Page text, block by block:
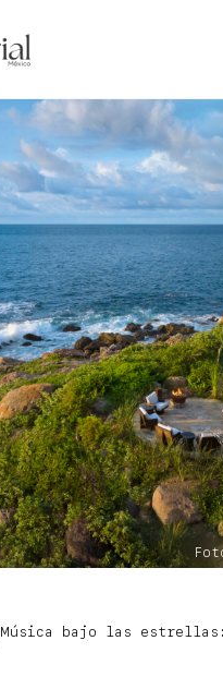
Música bajo las